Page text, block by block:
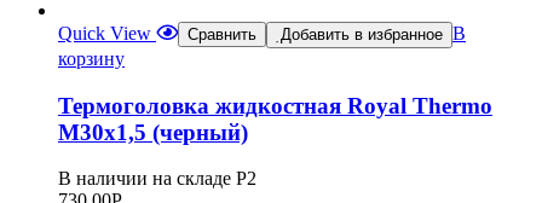
Quick View Сравнить Добавить в избранное В
корзину
Термоголовка жидкостная Royal Thermo
М30х1,5 (черный)
В наличии на складе Р2